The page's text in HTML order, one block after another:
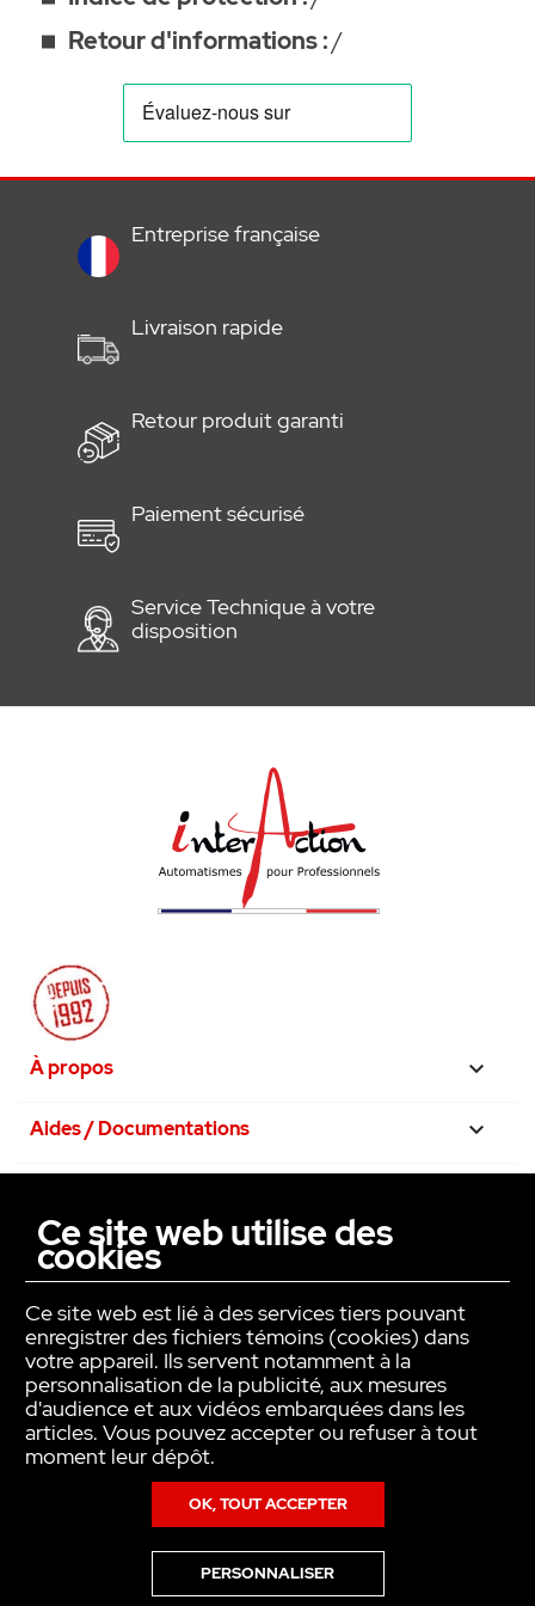
Retour d'informations :/
Entreprise française
Livraison rapide
Retour produit garanti
Paiement sécurisé
Service Technique à votre
disposition
À propos 
Aides / Documentations 
La confiance avant tout
Ce site web utilise des
cookies
Ce site web est lié à des services tiers pouvant
enregistrer des fichiers témoins (cookies) dans
votre appareil. Ils servent notamment à la
personnalisation de la publicité, aux mesures
d'audience et aux vidéos embarquées dans les
articles. Vous pouvez accepter ou refuser à tout
moment leur dépôt.
OK, TOUT ACCEPTER
PERSONNALISER
Pour en savoir plus sur notre politique en matière de cookies,consultez